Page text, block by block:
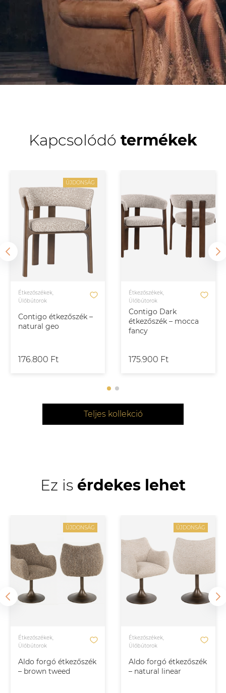
Kapcsolódó termékek
ÚJDONSÁG
Contigo étkezőszék –
natural geo
Étkezőszékek,
Ülőbútorok
176.800 Ft
Contigo Dark
étkezőszék – mocca
fancy
Étkezőszékek,
Ülőbútorok
175.900 Ft
Teljes kollekció
Ez is érdekes lehet
ÚJDONSÁG
Aldo forgó étkezőszék
– brown tweed
Étkezőszékek,
Ülőbútorok
ÚJDONSÁG
Aldo forgó étkezőszék
– natural linear
Étkezőszékek,
Ülőbútorok